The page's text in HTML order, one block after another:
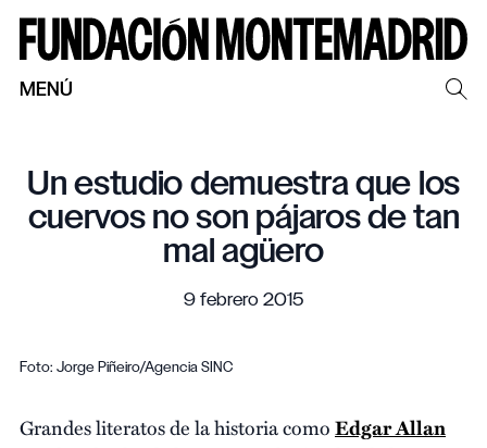
MENÚ
Un estudio demuestra que los
cuervos no son pájaros de tan
mal agüero
9 febrero 2015
Foto: Jorge Piñeiro/Agencia SINC
Grandes literatos de la historia comoEdgar Allan